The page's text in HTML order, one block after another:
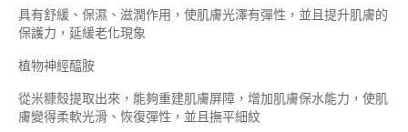
具有舒緩、保濕、滋潤作用，使肌膚光澤有彈性，並且提升肌膚的
保護力，延緩老化現象
植物神經醯胺
從米糠殼提取出來，能夠重建肌膚屏障，增加肌膚保水能力，使肌
膚變得柔軟光滑、恢復彈性，並且撫平細紋